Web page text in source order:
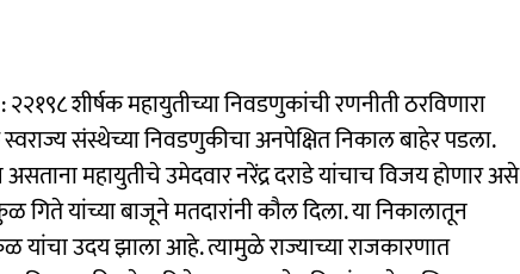
शीर्षक महायुतीच्या निवडणुकांची रणनीती ठरविणारा
संस्थेच्या निवडणुकीचा अनपेक्षित निकाल बाहेर पडला.
महायुतीचे उमेदवार नरेंद्र दराडे यांचाच विजय होणार असे
गिते यांच्या बाजूने मतदारांनी कौल दिला. या निकालातून
यांचा उदय झाला आहे. त्यामुळे राज्याच्या राजकारणात